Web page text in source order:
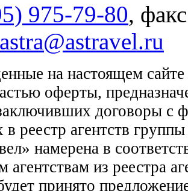
975-79-80,
astra@astravel.ru
на настоящем
оферты,
договоры
в реестр агентств
намерена в
агентствам из реестра
принято